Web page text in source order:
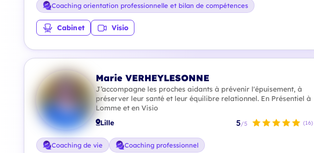
Coaching orientation professionnelle et bilan de compétences
Cabinet Visio
Marie VERHEYLESONNE
J’accompagne les proches aidants à prévenir l'épuisement, à
préserver leur santé et leur équilibre relationnel. En Présentiel à
Lomme et en Visio
Lille 5/5 (16)
Coaching de vie Coaching professionnel